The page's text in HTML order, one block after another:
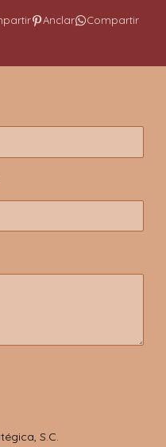
Anclar Compartir
S.C.